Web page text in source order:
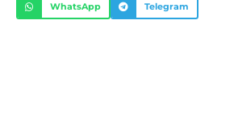
WhatsApp Telegram